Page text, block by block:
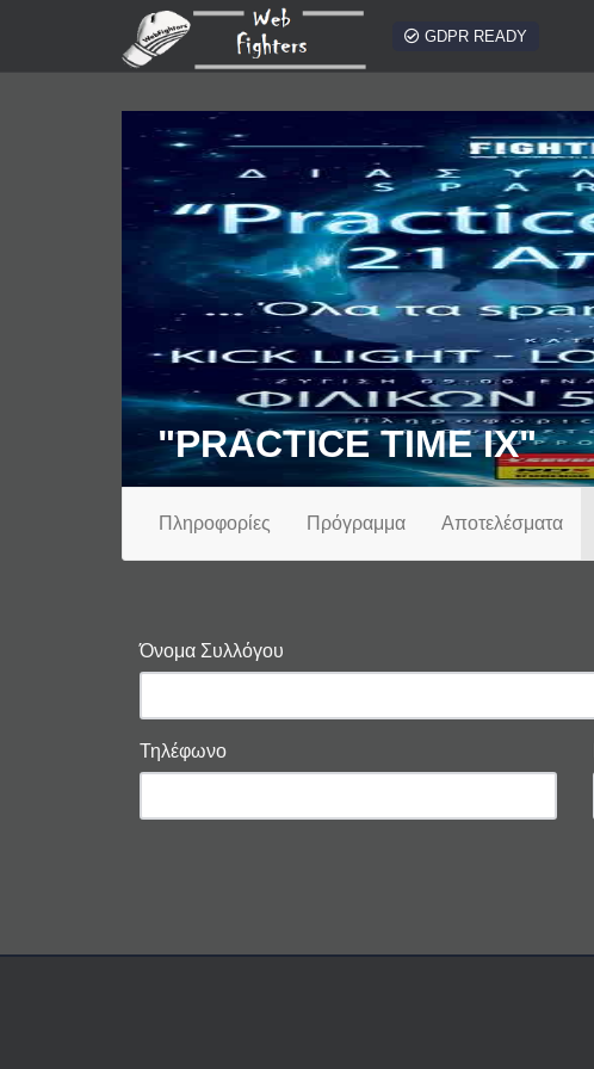
GDPR READY
"PRACTICE TIME IX"
Πληροφορίες Πρόγραμμα Αποτελέσματα
Όνομα Συλλόγου
Τηλέφωνο